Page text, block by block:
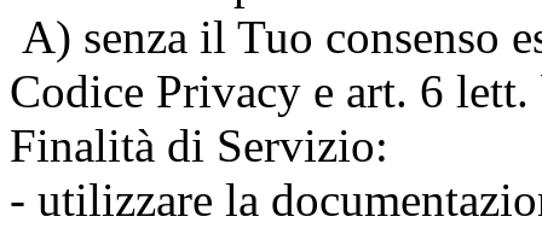
A) senza il Tuo consenso
Codice Privacy e art. 6
Finalità di Servizio:
- utilizzare la